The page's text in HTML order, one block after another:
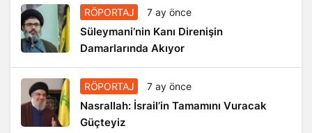
RÖPORTAJ 7 ay önce
Süleymani’nin Kanı Direnişin
Damarlarında Akıyor
RÖPORTAJ 7 ay önce
Nasrallah: İsrail’in Tamamını Vuracak
Güçteyiz